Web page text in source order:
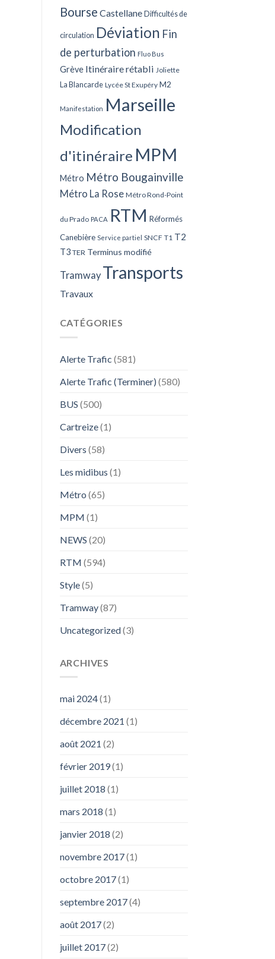
Bourse Castellane Difficultés de
circulation Déviation Fin
de perturbation Fluo Bus
Grève Itinéraire rétabli Joliette
La Blancarde Lycée St Exupéry M2
Manifestation Marseille
Modification
d'itinéraire MPM
Métro Métro Bougainville
Métro La Rose Métro Rond-Point
du Prado PACA RTM Réformés
Canebière Service partiel SNCF T1 T2
T3 TER Terminus modifié
Tramway Transports
Travaux
CATÉGORIES
Alerte Trafic (581)
Alerte Trafic (Terminer) (580)
BUS (500)
Cartreize(1)
Divers (58)
Les midibus (1)
Métro (65)
MPM (1)
NEWS (20)
RTM (594)
Style(5)
Tramway(87)
Uncategorized(3)
ARCHIVES
mai 2024(1)
décembre 2021 (1)
août 2021 (2)
février 2019(1)
juillet 2018 (1)
mars 2018 (1)
janvier 2018 (2)
novembre 2017(1)
octobre 2017(1)
septembre 2017(4)
août 2017(2)
juillet 2017(2)